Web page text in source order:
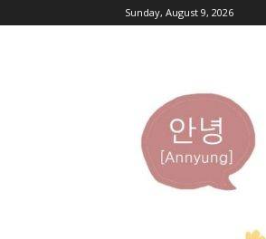
Sunday, August 9, 2026